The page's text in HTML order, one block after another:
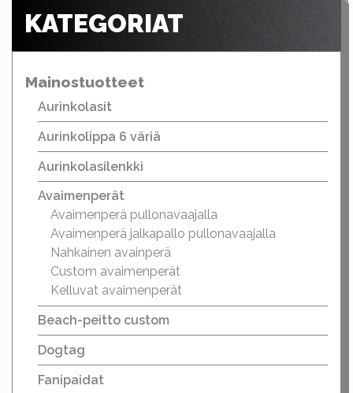
KATEGORIAT
Mainostuotteet
Aurinkolasit
Aurinkolippa 6 väriä
Aurinkolasilenkki
Avaimenperät
Avaimenperä pullonavaajalla
Avaimenperä jalkapallo pullonavaajalla
Nahkainen avainperä
Custom avaimenperät
Kelluvat avaimenperät
Beach-peitto custom
Dogtag
Fanipaidat